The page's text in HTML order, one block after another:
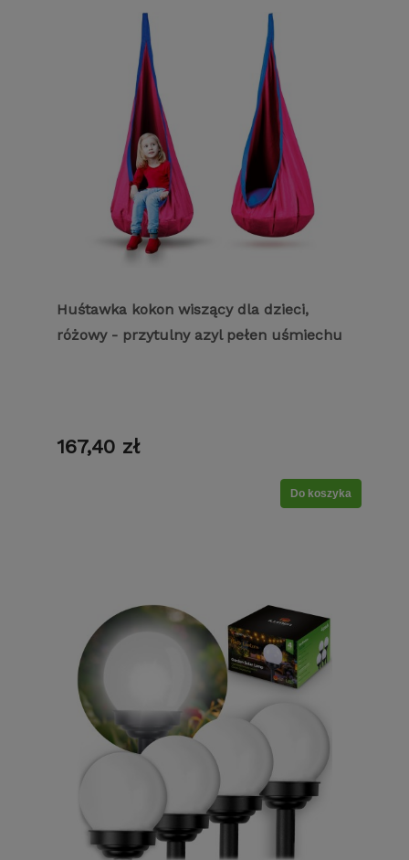
Huśtawka kokon wiszący dla dzieci,
różowy - przytulny azyl pełen uśmiechu
167,40 zł
Do koszyka